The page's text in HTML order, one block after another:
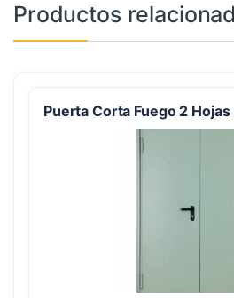
Productos
Puerta Corta Fuego 2